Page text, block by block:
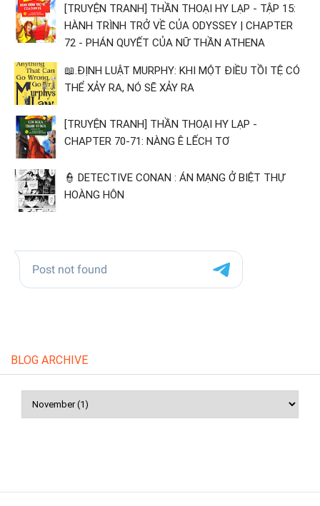
[TRUYỆN TRANH] THẦN THOẠI HY LẠP - TẬP 15:
HÀNH TRÌNH TRỞ VỀ CỦA ODYSSEY | CHAPTER
72 - PHÁN QUYẾT CỦA NỮ THẦN ATHENA
📖.ĐỊNH LUẬT MURPHY: KHI MỘT ĐIỀU TỒI TỆ CÓ
THỂ XẢY RA, NÓ SẼ XẢY RA
[TRUYỆN TRANH] THẦN THOẠI HY LẠP -
CHAPTER 70-71: NÀNG Ê LẾCH TƠ
👮 DETECTIVE CONAN : ÁN MẠNG Ở BIỆT THỰ
HOÀNG HÔN
BLOG ARCHIVE